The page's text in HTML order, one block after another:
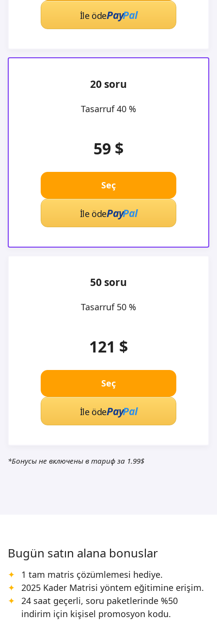
İle ödePayPal
20 soru
Tasarruf 40 %
59 $
Seç
İle ödePayPal
50 soru
Tasarruf 50 %
121 $
Seç
İle ödePayPal
*Бонусы не включены в тариф за 1.99$
Bugün satın alana bonuslar
1 tam matris çözümlemesi hediye.
2025 Kader Matrisi yöntem eğitimine erişim.
24 saat geçerli, soru paketlerinde %50
indirim için kişisel promosyon kodu.